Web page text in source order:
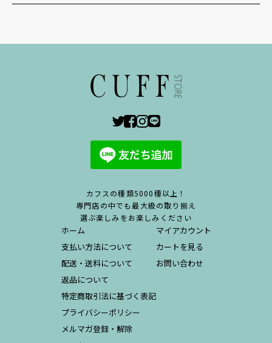
カフスの種類5000種以上！
専門店の中でも最大級の取り揃え
選ぶ楽しみをお楽しみください
ホーム
支払い方法について
配送・送料について
返品について
特定商取引法に基づく表記
プライバシーポリシー
メルマガ登録・解除
マイアカウント
カートを見る
お問い合わせ